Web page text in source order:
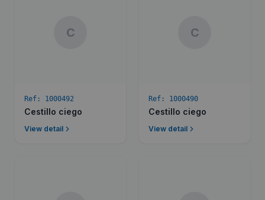
C
Ref: 1000492
Cestillo ciego
View detail
C
Ref: 1000490
Cestillo ciego
View detail